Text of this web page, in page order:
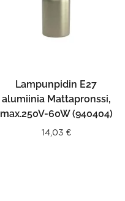
Lampunpidin E27
alumiinia Mattapronssi,
max.250V-60W (940404)
14,03 €